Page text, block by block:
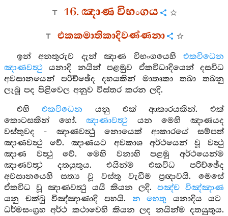
16. ඤාණ විභංගය
එකකමාතිකාදිවණ්ණනා
ඉන් අනතුරුව දැන් ඤාණ විභංගයෙහි එකවිධෙන
ඤාණවත්‍ථු යනාදි නයින් පළමුව ඒකවිධාදියෙන් දසවිධ
අවසානයෙන් පරිච්ඡේද දහයකින් මාතෘකා තබා තබනු
ලැබූ පද පිළිවෙල අනුව විස්තර කරන ලදි.
එහිඑකවිධෙන යනු එක් ආකාරයකින්. එක්
කොටසකින් හෝ.ඤාණාවත්‍ථු යන මෙහි ඤාණයද
වස්තුවද - ඤාණවත්‍ථු නොයෙක් ආකාරයේ සම්පත්
ඤාණවත්‍ථු වේ. ඤාණයට අවකාශ අර්ථයෙන් වූ වත්‍ථු
ඤාණ වත්‍ථු වේ. මෙහි වනාහි පළමු අර්ථයෙන්ම
ඤාණවත්‍ථු දතයුතුය. එයින්ම එකවිධ පරිච්ඡේද
අවසානයෙහි සත්‍ය වූ වස්තු වැඩීම ප්‍රඥාවයි. මෙසේ
ඒකවිධ වූ ඤාණවත්‍ථු යයි කියන ලදි.පඤ්ච විඤ්ඤාණ
යනු චක්ඛු විඤ්ඤාණාදි පහයි. න හෙතු යනාදිය යට
ධර්මසංග්‍රහ අර්ථ කථාවෙහි කියන ලද නයින්ම දතයුතුය.